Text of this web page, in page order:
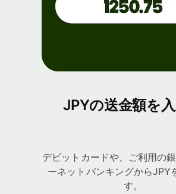
JPYの送金額を入
デビットカードや、ご利用の
ーネットバンキングからJPY
す。